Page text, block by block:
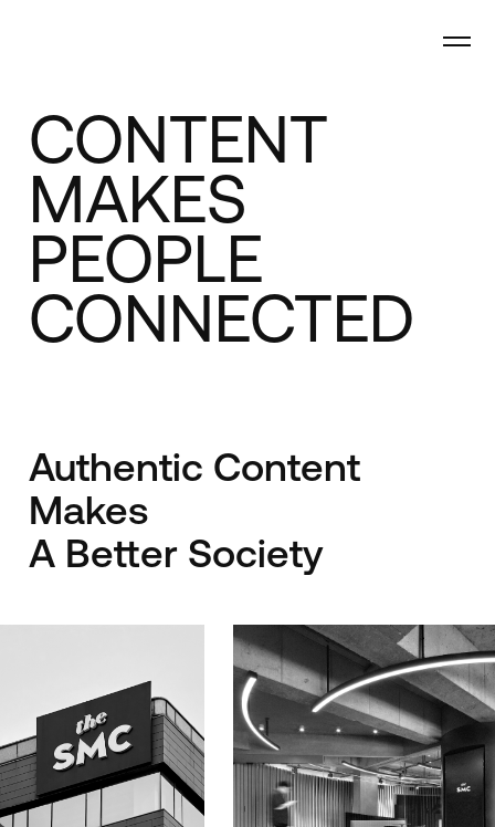
CONTENT
MAKES
PEOPLE
THINK
Authentic Content
Makes
A Better Society